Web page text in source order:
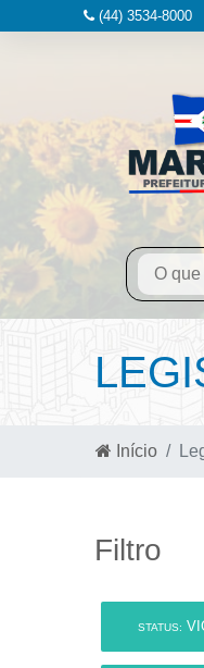
(44) 3534-8000
Início
Filtro
STATUS: